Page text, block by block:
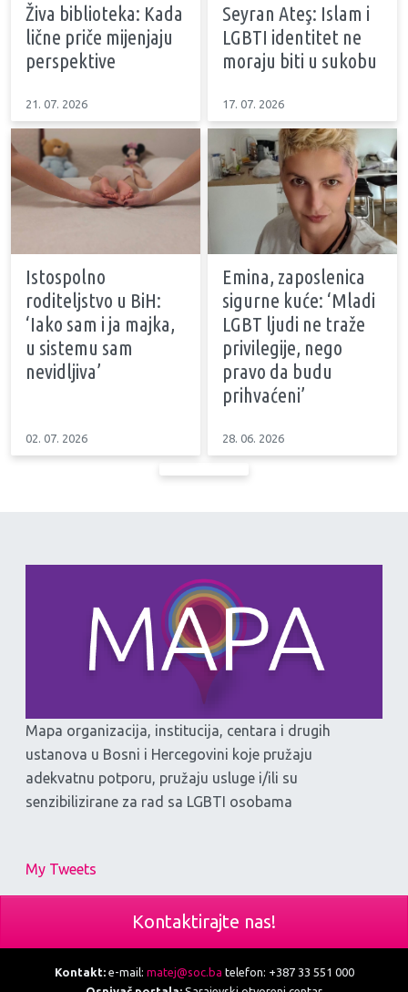
Živa biblioteka: Kada
lične priče mijenjaju
perspektive
21. 07. 2026
Seyran Ateş: Islam i
LGBTI identitet ne
moraju biti u sukobu
17. 07. 2026
Istospolno
roditeljstvo u BiH:
‘Iako sam i ja majka,
u sistemu sam
nevidljiva’
02. 07. 2026
Emina, zaposlenica
sigurne kuće: ‘Mladi
LGBT ljudi ne traže
privilegije, nego
pravo da budu
prihvaćeni’
28. 06. 2026
Mapa organizacija, institucija, centara i drugih
ustanova u Bosni i Hercegovini koje pružaju
adekvatnu potporu, pružaju usluge i/ili su
senzibilizirane za rad sa LGBTI osobama
My Tweets
Kontaktirajte nas!
Kontakt:e-mail: matej@soc.ba telefon: +387 33 551 000